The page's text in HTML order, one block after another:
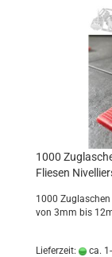
1000
Fliesen
1000
von 3mm bis
Lieferzeit: ca.